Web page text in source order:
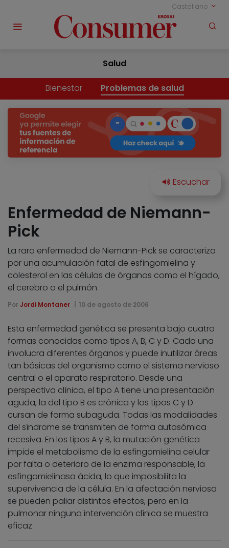
Castellano
Salud
Bienestar Problemas de salud
Enfermedad de Niemann-
Pick
La rara enfermedad de Niemann-Pick se caracteriza
por una acumulación fatal de esfingomielina y
colesterol en las células de órganos como el hígado,
el cerebro o el pulmón
Por Jordi Montaner 10 de agosto de 2006
Esta enfermedad genética se presenta bajo cuatro
formas conocidas como tipos A, B, C y D. Cada una
involucra diferentes órganos y puede inutilizar áreas
tan básicas del organismo como el sistema nervioso
central o el aparato respiratorio. Desde una
perspectiva clínica, el tipo A tiene una presentación
aguda, la del tipo B es crónica y los tipos C y D
cursan de forma subaguda. Todas las modalidades
del síndrome se transmiten de forma autosómica
recesiva. En los tipos A y B, la mutación genética
impide el metabolismo de la esfingomielina celular
por falta o deterioro de la enzima responsable, la
esfingomielinasa ácida, lo que imposibilita la
supervivencia de la célula. En la afectación nerviosa
se pueden paliar distintos efectos, pero en la
pulmonar ninguna intervención clínica se muestra
eficaz.